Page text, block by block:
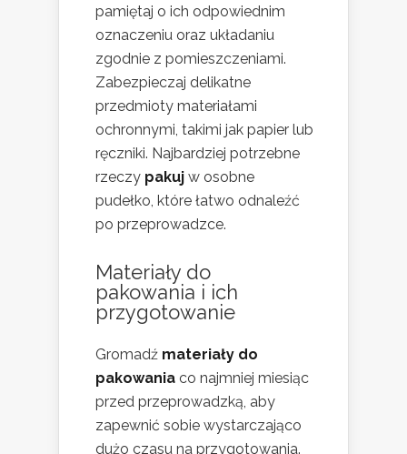
pamiętaj o ich odpowiednim
oznaczeniu oraz układaniu
zgodnie z pomieszczeniami.
Zabezpieczaj delikatne
przedmioty materiałami
ochronnymi, takimi jak papier lub
ręczniki. Najbardziej potrzebne
rzeczy pakuj w osobne
pudełko, które łatwo odnaleźć
po przeprowadzce.
Materiały do
pakowania i ich
przygotowanie
Gromadź materiały do
pakowania co najmniej miesiąc
przed przeprowadzką, aby
zapewnić sobie wystarczająco
dużo czasu na przygotowania.